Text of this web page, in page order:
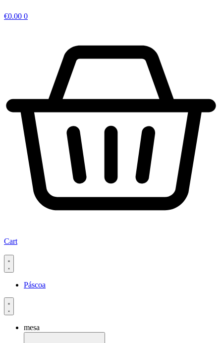
€0.00 0
Cart
Páscoa
mesa